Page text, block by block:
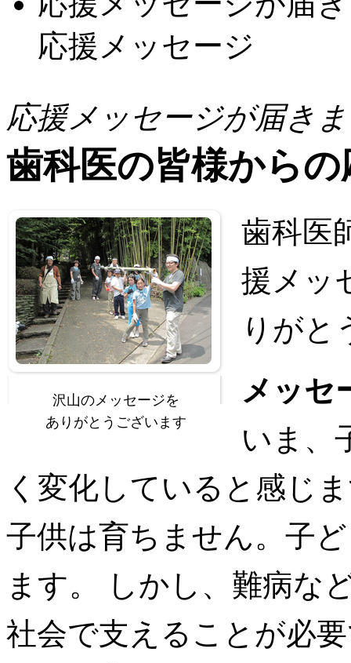
応援メッセージ
応援メッセージが届き
歯科医の皆様から
沢山のメッセージを
ありがとうございます
歯科医
援メッ
りがと
メッセ
いま、
く変化していると感じ
子供は育ちません。子
ます。 しかし、難病な
社会で支えることが必